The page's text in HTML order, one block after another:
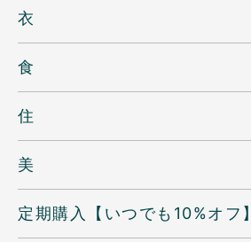
衣
食
住
美
定期購入【いつでも10%オフ】